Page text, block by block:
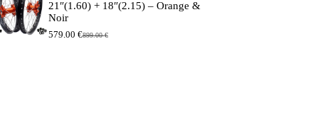
21″(1.60) + 18″(2.15) – Orange &
Noir
899.00€
Le
579.00 €
Le